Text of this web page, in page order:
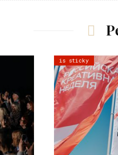
is sticky